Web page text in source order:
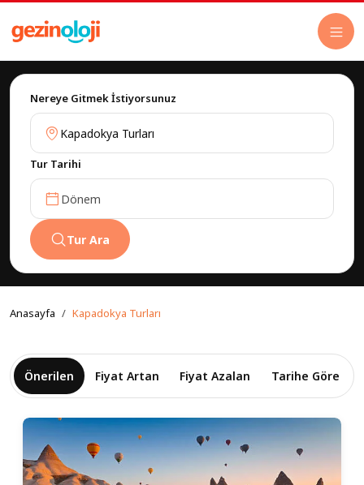
Nereye Gitmek İstiyorsunuz
Tur Tarihi
Dönem
Tur Ara
Anasayfa Kapadokya Turları
Önerilen Fiyat Artan Fiyat Azalan Tarihe Göre